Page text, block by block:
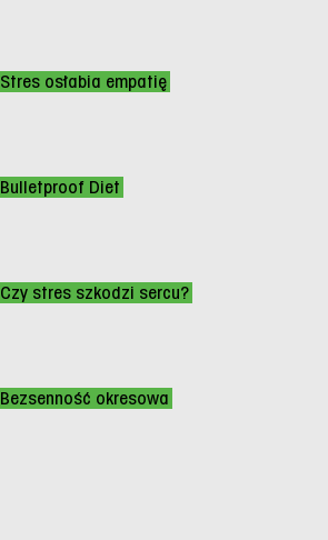
Stres osłabia empatię
Bulletproof Diet
Czy stres szkodzi sercu?
Bezsenność okresowa